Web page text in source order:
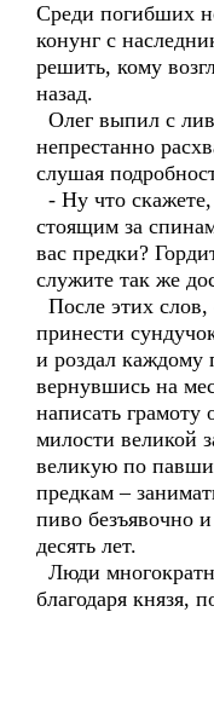
Среди погибших
конунг с
решить, кому
назад.
Олег выпил с
непрестанно
слушая
- Ну что
стоящим за
вас предки?
служите так же
После этих
принести
и роздал
вернувшись на
написать грамоту
милости великой
великую по
предкам –
пиво безъявочно
десять лет.
Люди
благодаря князя,